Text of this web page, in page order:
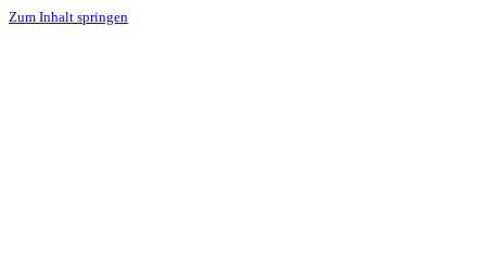
Zum Inhalt springen